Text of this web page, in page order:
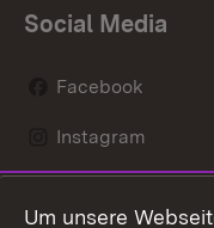
Social Media
Facebook
Instagram
Um unsere